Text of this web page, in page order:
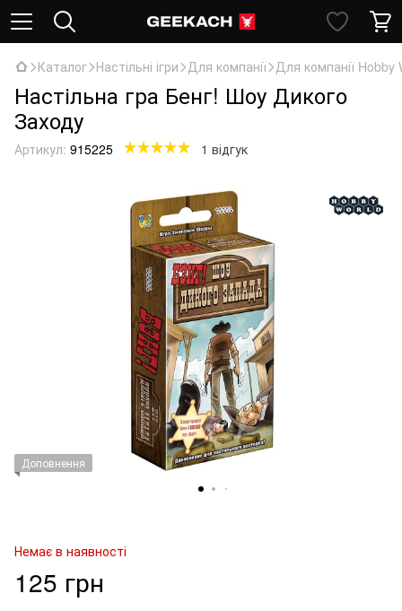
Каталог Настільні ігри Для компанії Для компанії Hobby
Настільна гра Бенг! Шоу Дикого
Заходу
Артикул: 915225 1 відгук
Доповнення
Немає в наявності
125 грн